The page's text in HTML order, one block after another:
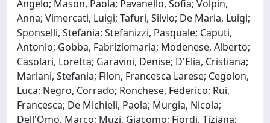
Angelo; Mason, Paola; Pavanello, Sofia; Volpin,
Anna; Vimercati, Luigi; Tafuri, Silvio; De Maria, Luigi;
Sponselli, Stefania; Stefanizzi, Pasquale; Caputi,
Antonio; Gobba, Fabriziomaria; Modenese, Alberto;
Casolari, Loretta; Garavini, Denise; D'Elia, Cristiana;
Mariani, Stefania; Filon, Francesca Larese; Cegolon,
Luca; Negro, Corrado; Ronchese, Federico; Rui,
Francesca; De Michieli, Paola; Murgia, Nicola;
Dell'Omo, Marco; Muzi, Giacomo; Fiordi, Tiziana;